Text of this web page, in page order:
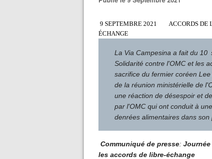
9 SEPTEMBRE 2021 ACCORDS DE
ÉCHANGE
La Via Campesina a fait du 10
Solidarité contre l'OMC et les
sacrifice du fermier coréen
de la réunion ministérielle de
une réaction de désespoir et
par l'OMC qui ont conduit à
denrées alimentaires dans
Communiqué de presse:
les accords de libre-échange